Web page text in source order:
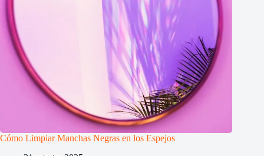
Cómo Limpiar Manchas Negras en los Espejos